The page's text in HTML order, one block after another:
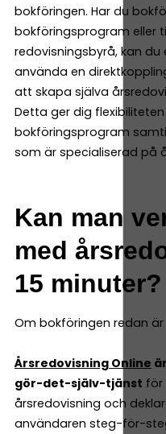
bokföringen. Har du
bokföringsprogram eller
redovisningsbyrå, kan du
använda en
att skapa själva
Detta ger dig
bokföringsprogram
som är specialiserad på
Kan man
med
15 minuter?
Om bokföringen redan
Årsredovisning Online
gör-det-själv-tjänst för
årsredovisning och
användaren steg-för-